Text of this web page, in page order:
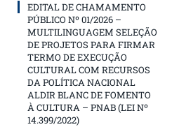
EDITAL DE CHAMAMENTO
PÚBLICO Nº 01/2026 –
MULTILINGUAGEM SELEÇÃO
DE PROJETOS PARA FIRMAR
TERMO DE EXECUÇÃO
CULTURAL COM RECURSOS
DA POLÍTICA NACIONAL
ALDIR BLANC DE FOMENTO
À CULTURA – PNAB (LEI Nº
14.399/2022)